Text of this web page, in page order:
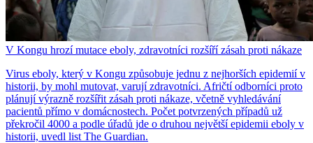
V Kongu hrozí mutace eboly, zdravotníci rozšíří zásah proti nákaze
Virus eboly, který v Kongu způsobuje jednu z nejhorších epidemií v
historii, by mohl mutovat, varují zdravotníci. Afričtí odborníci proto
plánují výrazně rozšířit zásah proti nákaze, včetně vyhledávání
pacientů přímo v domácnostech. Počet potvrzených případů už
překročil 4000 a podle úřadů jde o druhou největší epidemii eboly v
historii, uvedl list The Guardian.